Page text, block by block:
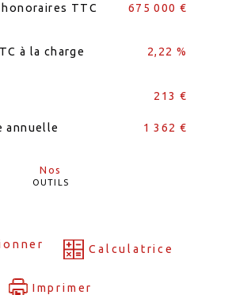
TTC
675 000 €
à la charge
2,22 %
213 €
annuelle 1 362 €
Nos
OUTILS
Calculatrice
Imprimer